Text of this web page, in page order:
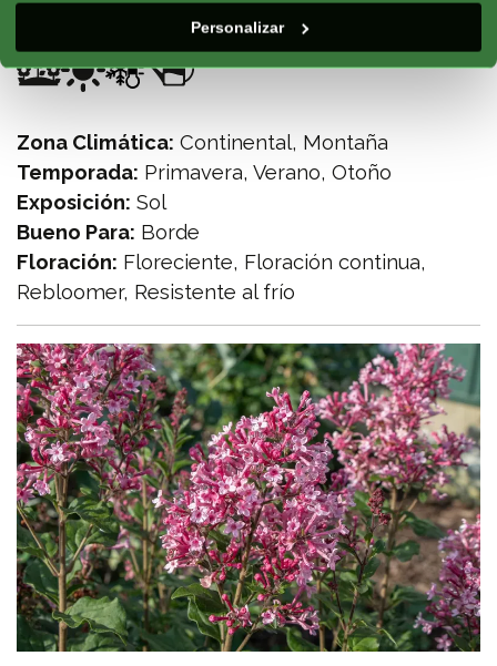
Personalizar
Características
Zona Climática: Continental, Montaña
Temporada: Primavera, Verano, Otoño
Exposición: Sol
Bueno Para: Borde
Floración: Floreciente, Floración continua,
Rebloomer, Resistente al frío